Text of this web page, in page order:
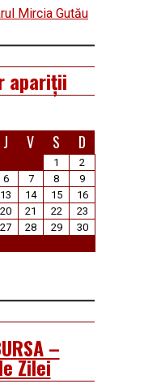
Mircia Gutău
apariții
J V S D
1
2
6 7 8
9
13 14 15
16
20 21 22
23
27 28 29
30
–
Zilei